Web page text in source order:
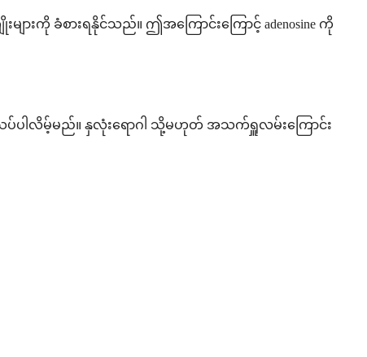
ကို ခံစားရနိုင်သည်။ ဤအကြောင်းကြောင့် adenosine ကို
ပါလိမ့်မည်။ နှလုံးရောဂါ သို့မဟုတ် အသက်ရှူလမ်းကြောင်း